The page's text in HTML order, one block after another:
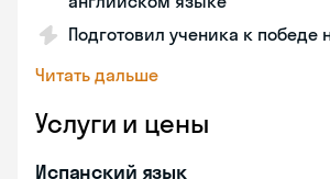
Подготовил ученика к победе
Читать дальше
Услуги и цены
Испанский язык